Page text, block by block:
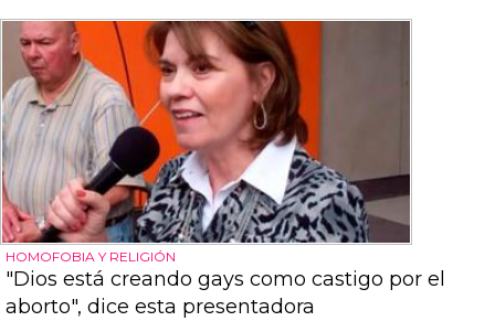
HOMOFOBIA Y RELIGIÓN
"Dios está creando gays como castigo por el
aborto", dice esta presentadora